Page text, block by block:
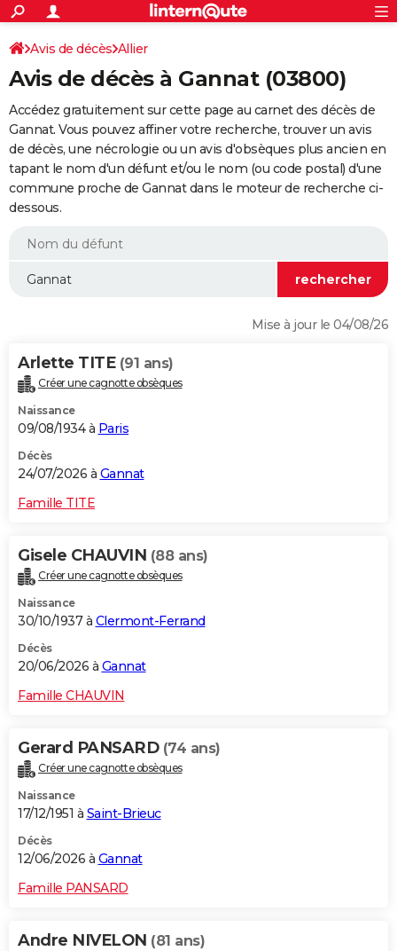
ACTUALITÉS
Politique
Société
Faits Divers
Education
Monde
Villes
+
SPORT
Coupe du monde 2026
Football
Tennis
Cyclisme
Rugby
Forum
Programme TV
TNT
Streaming
Cinéma
Sorties cinéma
Musique
+
FINANCE
Retraite
Epargne
Immobilier
Risques naturels par ville
Assurance
AUTO
Essais
Réserver un essai
Citadines
Berlines
SUV
Forum auto
+
HIGH-TECH
BRICOLAGE
WEEK-END
Alimentation
Guide de la santé
Maladies
Médicaments
Sommeil
VOYAGE
Destinations
City break
Voyage nature
Voyage de noces
Forum
Climat
+PHOTO
GUIDES D'ACHAT
Carte de Noël
Carte Bonne année
Carte Saint-Valentin
Carte Pâques
Carte d'anniversaire
DICTIONNAIRE
Dictionnaire
Biographies
Citations
Expressions
Proverbes
PROGRAMME TV
S'inscrire
Se connecter
Lycées
Collèges
Primaires
Universités
Entreprises
Service militaire
Avis de recherche
AVIS DE DÉCÈS
FORUM
Avis de décès Allier
Avis de décès à Gannat (03800)
Accédez gratuitement sur cette page au carnet des décès de
Gannat. Vous pouvez affiner votre recherche, trouver un avis
de décès, une nécrologie ou un avis d'obsèques plus ancien en
tapant le nom d'un défunt et/ou le nom (ou code postal) d'une
commune proche de Gannat dans le moteur de recherche ci-
dessous.
Mise à jour le 04/08/26
Arlette TITE (91 ans)
Créer une cagnotte obsèques
Naissance
09/08/1934 à Paris
Décès
24/07/2026 à Gannat
Famille TITE
Gisele CHAUVIN (88 ans)
Créer une cagnotte obsèques
Naissance
30/10/1937 à Clermont-Ferrand
Décès
20/06/2026 à Gannat
Famille CHAUVIN
Gerard PANSARD (74 ans)
Créer une cagnotte obsèques
Naissance
17/12/1951 à Saint-Brieuc
Décès
12/06/2026 à Gannat
Famille PANSARD
Andre NIVELON (81 ans)